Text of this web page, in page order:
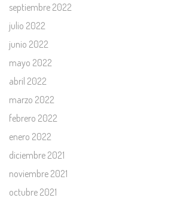
septiembre 2022
julio 2022
junio 2022
mayo 2022
abril 2022
marzo 2022
febrero 2022
enero 2022
diciembre 2021
noviembre 2021
octubre 2021